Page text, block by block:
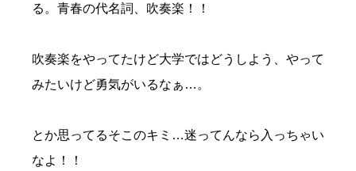
る。青春の代名詞、吹奏楽！！
吹奏楽をやってたけど大学ではどうしよう、やって
みたいけど勇気がいるなぁ…。
とか思ってるそこのキミ…迷ってんなら入っちゃい
なよ！！